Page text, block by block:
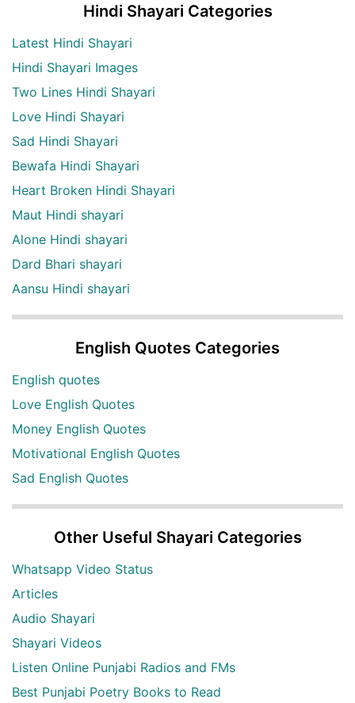
Hindi Shayari Categories
Latest Hindi Shayari
Hindi Shayari Images
Two Lines Hindi Shayari
Love Hindi Shayari
Sad Hindi Shayari
Bewafa Hindi Shayari
Heart Broken Hindi Shayari
Maut Hindi shayari
Alone Hindi shayari
Dard Bhari shayari
Aansu Hindi shayari
English Quotes Categories
English quotes
Love English Quotes
Money English Quotes
Motivational English Quotes
Sad English Quotes
Other Useful Shayari Categories
Whatsapp Video Status
Articles
Audio Shayari
Shayari Videos
Listen Online Punjabi Radios and FMs
Best Punjabi Poetry Books to Read